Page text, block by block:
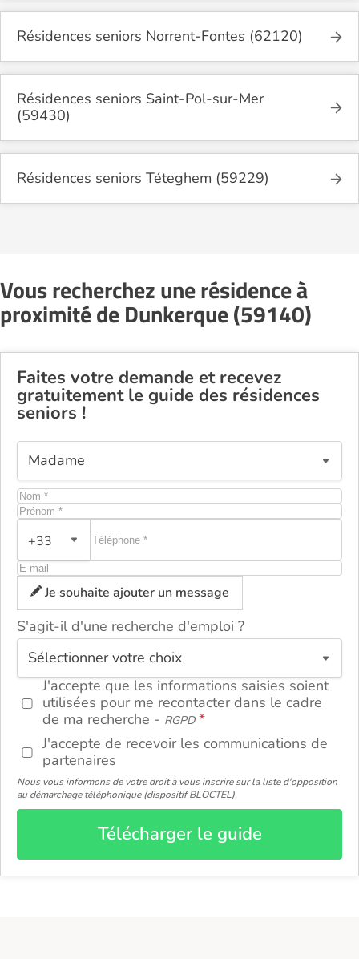
Résidences seniors Norrent-Fontes (62120)
Résidences seniors Saint-Pol-sur-Mer
(59430)
Résidences seniors Téteghem (59229)
Vous recherchez une résidence à
proximité de Dunkerque (59140)
Faites votre demande et recevez
gratuitement le guide des résidences
seniors !
+33
Je souhaite ajouter un message
S'agit-il d'une recherche d'emploi ?
J'accepte que les informations saisies soient
utilisées pour me recontacter dans le cadre
de ma recherche - RGPD
J'accepte de recevoir les communications de
partenaires
Nous vous informons de votre droit à vous inscrire sur la liste d'opposition
au démarchage téléphonique (dispositif BLOCTEL).
Télécharger le guide
ou